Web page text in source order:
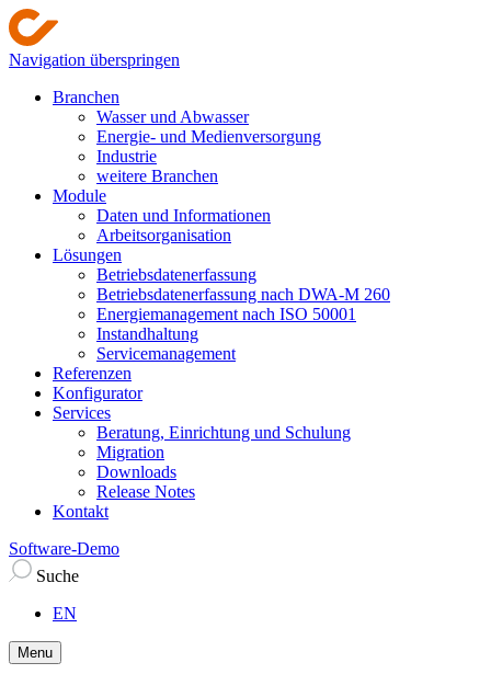
Navigation überspringen
Branchen
Wasser und Abwasser
Energie- und Medienversorgung
Industrie
weitere Branchen
Module
Daten und Informationen
Arbeitsorganisation
Lösungen
Betriebsdatenerfassung
Betriebsdatenerfassung nach DWA-M 260
Energiemanagement nach ISO 50001
Instandhaltung
Servicemanagement
Referenzen
Konfigurator
Services
Beratung, Einrichtung und Schulung
Migration
Downloads
Release Notes
Kontakt
Software-Demo
Suche
EN
Menu